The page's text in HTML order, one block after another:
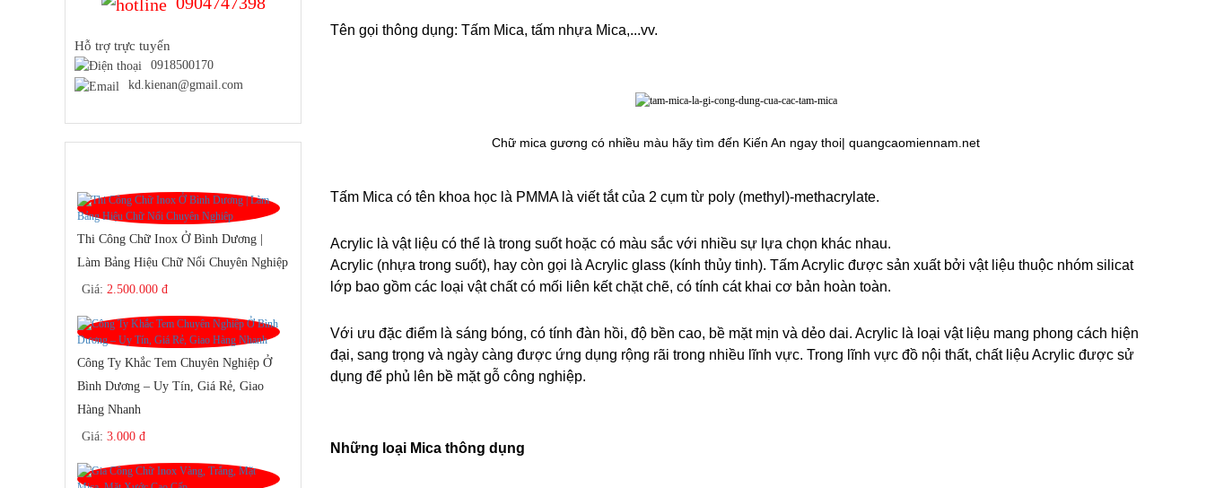
Hỗ trợ trực tuyến
0918500170
kd.kienan@gmail.com
Thi Công Chữ Inox Ở Bình Dương |
Làm Bảng Hiệu Chữ Nổi Chuyên Nghiệp
Giá: 2.500.000 đ
Công Ty Khắc Tem Chuyên Nghiệp Ở
Bình Dương – Uy Tín, Giá Rẻ, Giao
Hàng Nhanh
Giá: 3.000 đ
Tên gọi thông dụng: Tấm Mica, tấm nhựa Mica,...vv.
Chữ mica gương có nhiều màu hãy tìm đến Kiến An ngay thoi| quangcaomiennam.net
Tấm Mica có tên khoa học là PMMA là viết tắt của 2 cụm từ poly (methyl)-methacrylate.
Acrylic là vật liệu có thể là trong suốt hoặc có màu sắc với nhiều sự lựa chọn khác nhau.
Acrylic (nhựa trong suốt), hay còn gọi là Acrylic glass (kính thủy tinh). Tấm Acrylic được sản xuất bởi vật liệu thuộc nhóm silicat
lớp bao gồm các loại vật chất có mối liên kết chặt chẽ, có tính cát khai cơ bản hoàn toàn.
Với ưu đặc điểm là sáng bóng, có tính đàn hồi, độ bền cao, bề mặt mịn và dẻo dai. Acrylic là loại vật liệu mang phong cách hiện
đại, sang trọng và ngày càng được ứng dụng rộng rãi trong nhiều lĩnh vực. Trong lĩnh vực đồ nội thất, chất liệu Acrylic được sử
dụng để phủ lên bề mặt gỗ công nghiệp.
Những loại Mica thông dụng